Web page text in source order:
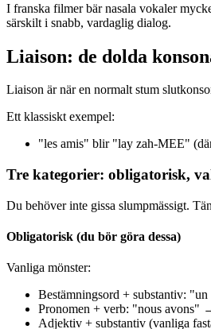
I franska filmer bär nasala vokaler
särskilt i snabb, vardaglig dialog.
Liaison: de dolda
Liaison är när en normalt stum
Ett klassiskt exempel:
"les amis" blir "lay zah-MEE"
Tre kategorier: obligatorisk,
Du behöver inte gissa slumpmässigt.
Obligatorisk (du bör göra dessa)
Vanliga mönster:
Bestämningsord + substantiv:
Pronomen + verb: "nous
Adjektiv + substantiv (vanliga